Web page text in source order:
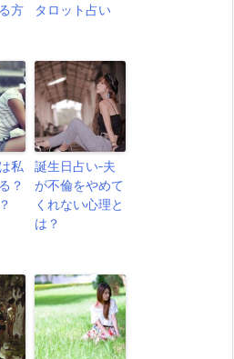
方
タロット占い
私
？
誕生日占い‐夫
が不倫をやめて
くれない心理と
は？